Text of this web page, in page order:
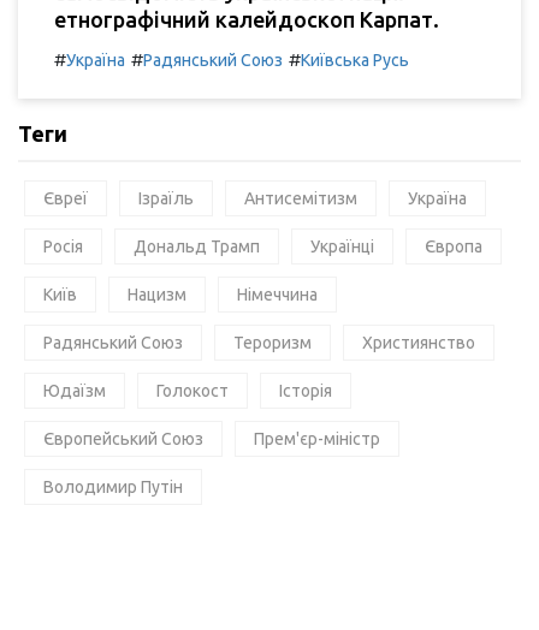
етнографічний калейдоскоп Карпат.
#Україна #Радянський Союз #Київська Русь
Теги
Євреї Ізраїль Антисемітизм Україна
Росія Дональд Трамп Українці Європа
Київ Нацизм Німеччина
Радянський Союз Тероризм Християнство
Юдаїзм Голокост Історія
Європейський Союз Прем'єр-міністр
Володимир Путін